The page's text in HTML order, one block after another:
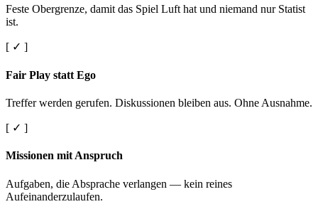
Feste Obergrenze, damit das Spiel Luft hat und niemand nur Statist
ist.
[ ✓ ]
Fair Play statt Ego
Treffer werden gerufen. Diskussionen bleiben aus. Ohne Ausnahme.
[ ✓ ]
Missionen mit Anspruch
Aufgaben, die Absprache verlangen — kein reines
Aufeinanderzulaufen.